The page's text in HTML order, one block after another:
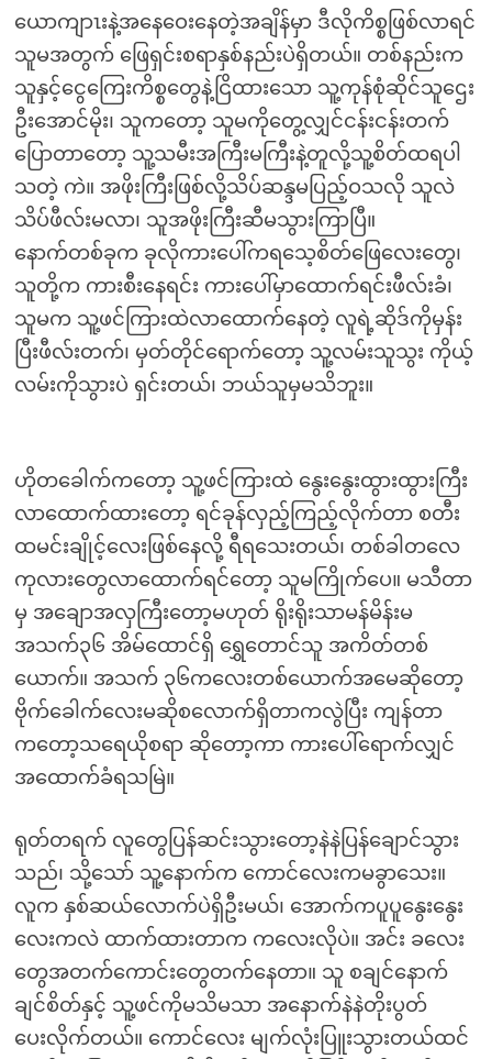
ယောကျာၤးနဲ့အနေဝေးနေတဲ့အချိန်မှာ ဒီလိုကိစ္စဖြစ်လာရင်
သူမအတွက် ဖြေရှင်းစရာနှစ်နည်းပဲရှိတယ်။ တစ်နည်းက
သူနှင့်ငွေကြေးကိစ္စတွေနဲ့ငြိထားသော သူ့ကုန်စုံဆိုင်သူဌေး
ဦးအောင်မိုး၊ သူကတော့ သူမကိုတွေ့လျှင်ငန်းငန်းတက်
ပြောတာတော့ သူ့သမီးအကြီးမကြီးနဲ့တူလို့သူ့စိတ်ထရပါ
သတဲ့ ကဲ။ အဖိုးကြီးဖြစ်လို့သိပ်ဆန္ဒမပြည့်ဝသလို သူလဲ
သိပ်ဖီလ်းမလာ၊ သူအဖိုးကြီးဆီမသွားကြာပြီ။
နောက်တစ်ခုက ခုလိုကားပေါ်ကရသေ့စိတ်ဖြေလေးတွေ၊
သူတို့က ကားစီးနေရင်း ကားပေါ်မှာထောက်ရင်းဖီလ်းခံ၊
သူမက သူ့ဖင်ကြားထဲလာထောက်နေတဲ့ လူရဲ့ဆိုဒ်ကိုမှန်း
ပြီးဖီလ်းတက်၊ မှတ်တိုင်ရောက်တော့ သူ့လမ်းသူသွး ကိုယ့်
လမ်းကိုသွားပဲ ရှင်းတယ်၊ ဘယ်သူမှမသိဘူး။
ဟိုတခေါက်ကတော့ သူ့ဖင်ကြားထဲ နွေးနွေးထွားထွားကြီး
လာထောက်ထားတော့ ရင်ခုန်လှည့်ကြည့်လိုက်တာ စတီး
ထမင်းချိုင့်လေးဖြစ်နေလို့ ရီရသေးတယ်၊ တစ်ခါတလေ
ကုလားတွေလာထောက်ရင်တော့ သူမကြိုက်ပေ။ မသီတာ
မှ အချောအလှကြီးတော့မဟုတ် ရိုးရိုးသာမန်မိန်းမ
အသက်၃၆ အိမ်ထောင်ရှိ ရွှေတောင်သူ အကိတ်တစ်
ယောက်။ အသက် ၃၆ကလေးတစ်ယောက်အမေဆိုတော့
ဗိုက်ခေါက်လေးမဆိုစလောက်ရှိတာကလွဲပြီး ကျန်တာ
ကတော့သရေယိုစရာ ဆိုတော့ကာ ကားပေါ်ရောက်လျှင်
အထောက်ခံရသမြဲ။
ရုတ်တရက် လူတွေပြန်ဆင်းသွားတော့နဲနဲပြန်ချောင်သွား
သည်၊ သို့သော် သူ့နောက်က ကောင်လေးကမခွာသေး။
လူက နှစ်ဆယ်လောက်ပဲရှိဦးမယ်၊ အောက်ကပူပူနွေးနွေး
လေးကလဲ ထာက်ထားတာက ကလေးလိုပဲ။ အင်း ခလေး
တွေအတက်ကောင်းတွေတက်နေတာ။ သူ စချင်နောက်
ချင်စိတ်နှင့် သူ့ဖင်ကိုမသိမသာ အနောက်နဲနဲတိုးပွတ်
ပေးလိုက်တယ်။ ကောင်လေး မျက်လုံးပြူးသွားတယ်ထင်